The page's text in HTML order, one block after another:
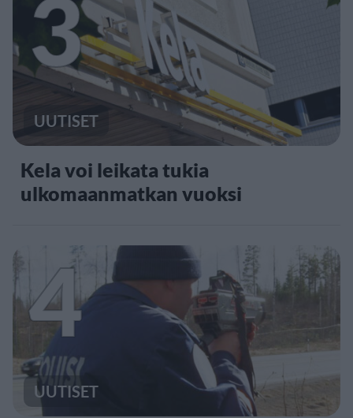
3
UUTISET
Kela voi leikata tukia
ulkomaanmatkan vuoksi
4
UUTISET